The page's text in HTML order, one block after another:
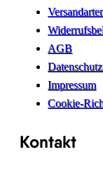
AGB
Impressum
Cookie-
Kontakt